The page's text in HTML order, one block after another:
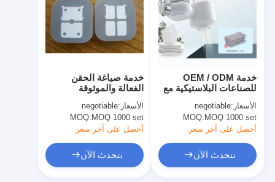
خدمة صب حقن البلاستيك
صب حقن مزدوج
حقن صب طلقة واحدة
صب حقن صب
صب حقن OEM
خدمة صياغة الحقن
الفعالة والموثوقة
الأسعار:negotiable
MOQ: MOQ 1000 set
أحصل على آخر سعر
نتحدث الآن
خدمة OEM / ODM
للصناعات البلاستيكية مع
وتفتيش 100٪
الأسعار:negotiable
MOQ: MOQ 1000 set
أحصل على آخر سعر
نتحدث الآن